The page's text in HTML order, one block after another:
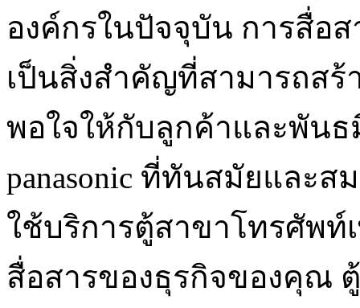
องค์กรในปัจจุบัน การสื่อ
เป็นสิ่งสำคัญที่สามารถสร้
พอใจให้กับลูกค้าและพัน
panasonic ที่ทันสมัยและ
ใช้บริการตู้สาขาโทรศัพท์
สื่อสารของธุรกิจของคุณ ตู้